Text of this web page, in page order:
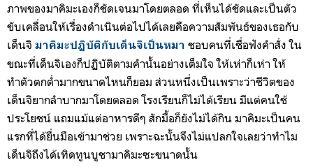
ภาพของมาคิมะเองก็ชัดเจนมาโดยตลอด ที่เห็นได้ชัดและเป็นตัว
ขับเคลื่อนให้เรื่องดำเนินต่อไปได้เลยคือความสัมพันธ์ของเธอกับ
เด็นจิ มาคิมะปฏิบัติกับเด็นจิเป็นหมา ชอบคนที่เชื่อฟังคำสั่ง ใน
ขณะที่เด็นจิเองก็ปฏิบัติตามคำนั้นอย่างเต็มใจ ให้เห่าก็เห่า ให้
ทำตัวตกต่ำมากขนาดไหนก็ยอม ส่วนหนึ่งเป็นเพราะว่าชีวิตของ
เด็นจิยากลำบากมาโดยตลอด โรงเรียนก็ไม่ได้เรียน มีแต่คนใช้
ประโยชน์ แถมแม้แต่อาหารดีๆ สักมื้อก็ยังไม่ได้กิน มาคิมะเป็นคน
แรกที่ได้ยื่นมือเข้ามาช่วย เพราะฉะนั้นจึงไม่แปลกใจเลยว่าทำไม
เด็นจิถึงได้เทิดทูนบูชามาคิมะซะขนาดนั้น